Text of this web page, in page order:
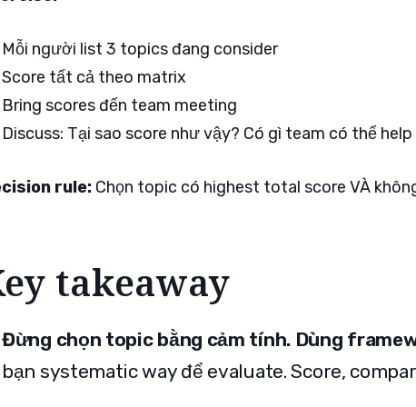
Mỗi người list 3 topics đang consider
Score tất cả theo matrix
Bring scores đến team meeting
Discuss: Tại sao score như vậy? Có gì team có thể
rule: Chọn topic có highest total score VÀ
takeaway
Đừng chọn topic bằng cảm tính. Dùng
bạn systematic way để evaluate. Score,